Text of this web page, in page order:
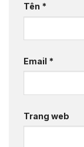
Tên *
Email *
Trang web